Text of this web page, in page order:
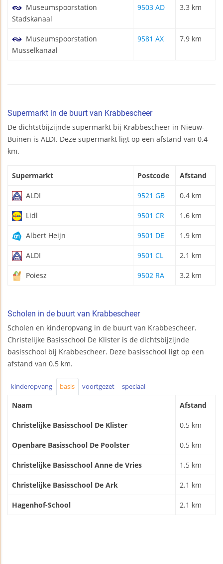
Museumspoorstation
Stadskanaal
9503 AD 3.3 km
Museumspoorstation
Musselkanaal
9581 AX 7.9 km
Supermarkt in de buurt van Krabbescheer
De dichtstbijzijnde supermarkt bij Krabbescheer in Nieuw-
Buinen is ALDI. Deze supermarkt ligt op een afstand van 0.4
km.
Supermarkt Postcode Afstand
ALDI 9521 GB 0.4 km
Lidl 9501 CR 1.6 km
Albert Heijn 9501 DE 1.9 km
ALDI 9501 CL 2.1 km
Poiesz 9502 RA 3.2 km
Scholen in de buurt van Krabbescheer
Scholen en kinderopvang in de buurt van Krabbescheer.
Christelijke Basisschool De Klister is de dichtsbijzijnde
basisschool bij Krabbescheer. Deze basisschool ligt op een
afstand van 0.5 km.
kinderopvang basis voortgezet speciaal
Naam Afstand
Christelijke Basisschool De Klister 0.5 km
Openbare Basisschool De Poolster 0.5 km
Christelijke Basisschool Anne de Vries 1.5 km
Christelijke Basisschool De Ark 2.1 km
Hagenhof-School 2.1 km